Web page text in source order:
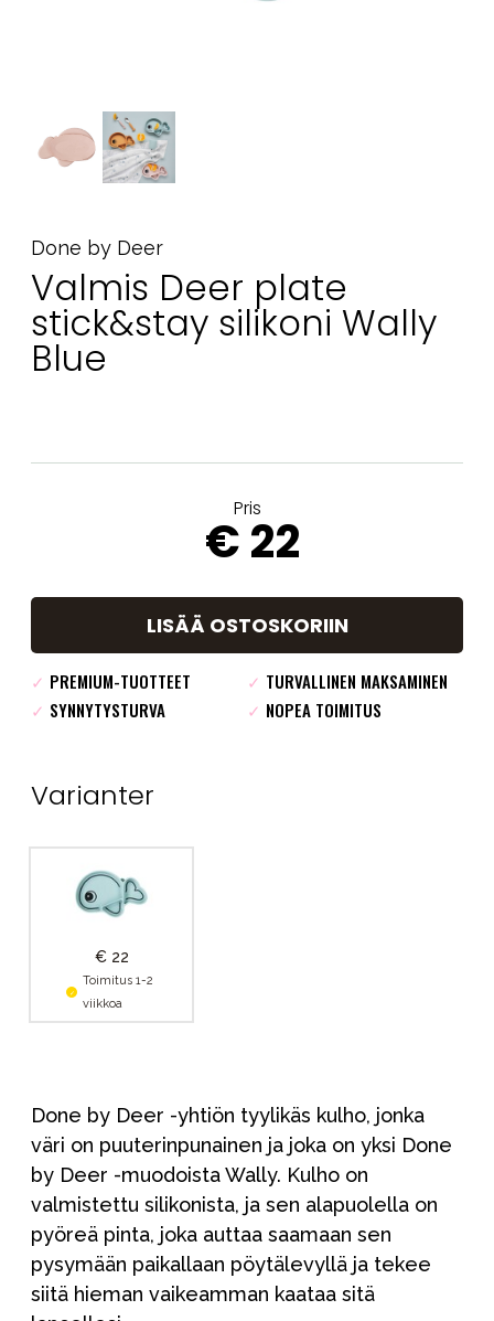
Done by Deer
Valmis Deer plate
stick&stay silikoni Wally
Blue
Pris
€ 22
LISÄÄ OSTOSKORIIN
✓ PREMIUM-TUOTTEET ✓ TURVALLINEN MAKSAMINEN
✓ SYNNYTYSTURVA ✓ NOPEA TOIMITUS
Varianter
€ 22
Toimitus 1-2
viikkoa
Done by Deer -yhtiön tyylikäs kulho, jonka
väri on puuterinpunainen ja joka on yksi Done
by Deer -muodoista Wally. Kulho on
valmistettu silikonista, ja sen alapuolella on
pyöreä pinta, joka auttaa saamaan sen
pysymään paikallaan pöytälevyllä ja tekee
siitä hieman vaikeamman kaataa sitä
Aurinko ja uinti